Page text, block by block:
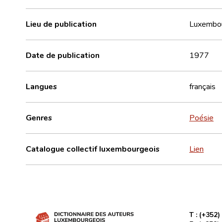
Lieu de publication
Date de publication 1977
Langues français
Genres Poésie
Catalogue collectif luxembourgeois Lien
T :